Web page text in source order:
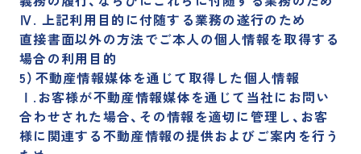
Ⅳ. 上記利用目的に付随する業務の遂行のため
直接書面以外の方法でご本人の個人情報を取得する
場合の利用目的
5）不動産情報媒体を通じて取得した個人情報
Ⅰ.お客様が不動産情報媒体を通じて当社にお問い
合わせされた場合、その情報を適切に管理し、お客
様に関連する不動産情報の提供およびご案内を行う